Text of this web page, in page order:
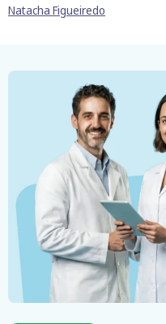
Natacha Figueiredo